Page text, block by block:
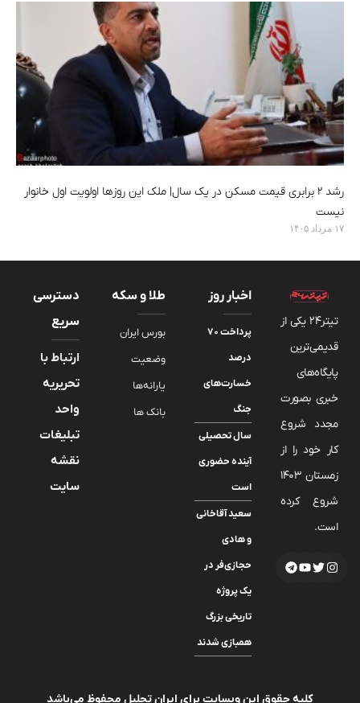
رشد ۲ برابری قیمت مسکن در یک سال| ملک این روزها اولویت اول خانوار
نیست
۱۷ مرداد ۱۴۰۵
تیتر24 یکی از
قدیمی‌ترین
پایگاه‌های
خبری بصورت
مجدد شروع
کار خود را از
زمستان 1403
شروع کرده
است.
اخبار روز
پرداخت ۷۰
درصد
خسارت‌های
جنگ
سال تحصیلی
آینده حضوری
است
سعید آقاخانی
و هادی
حجازی‌فر در
یک پروژه
تاریخی بزرگ
همبازی شدند
طلا و سکه
بورس ایران
وضعیت
یارانه‌ها
بانک ها
دسترسی
سریع
ارتباط با
تحریریه
واحد
تبلیغات
نقشه
سایت
کلیه حقوق این وبسایت برای ایران تحلیل محفوظ می‌باشد